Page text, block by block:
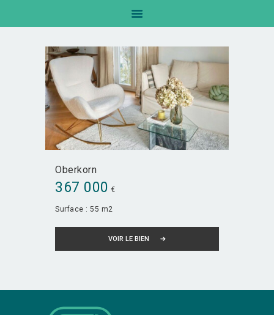
Oberkorn
367 000 €
Surface : 55 m2
VOIR LE BIEN